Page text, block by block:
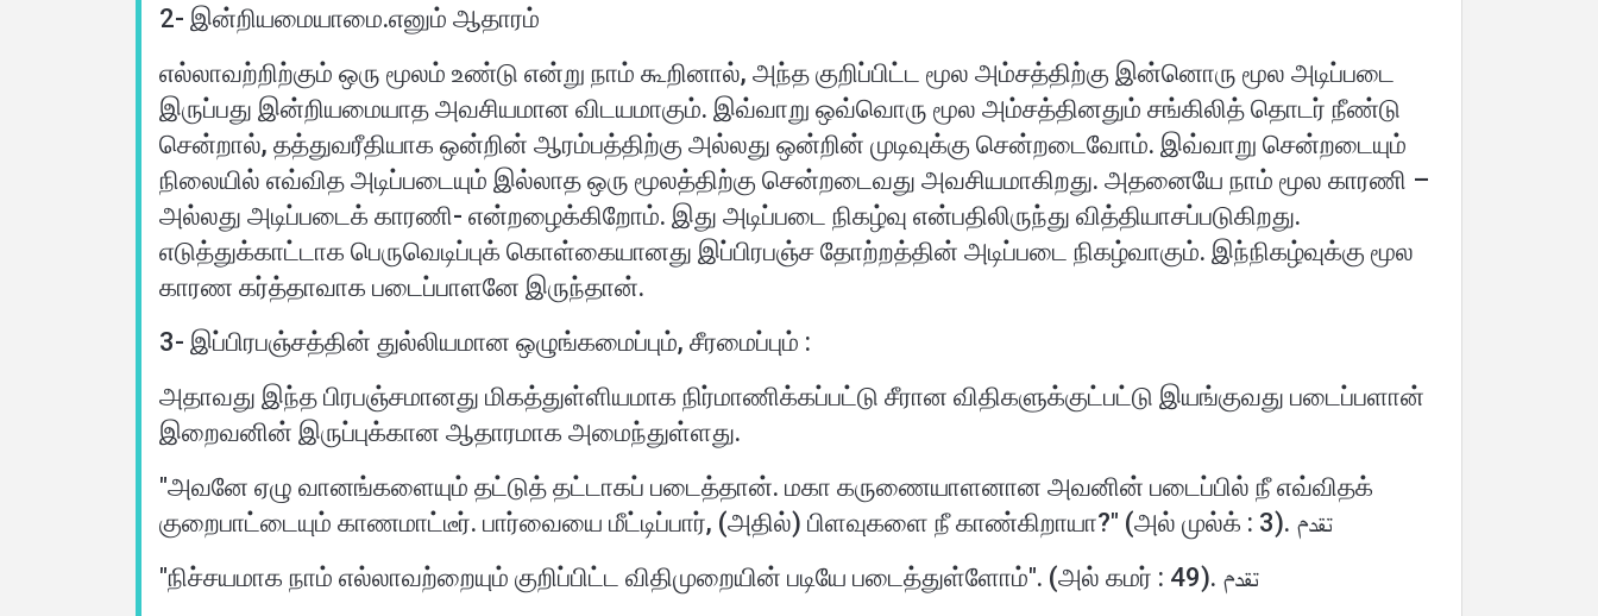
2- இன்றியமையாமை.எனும் ஆதாரம்
எல்லாவற்றிற்கும் ஒரு மூலம் உண்டு என்று நாம் கூறினால், அந்த குறிப்பிட்ட மூல அம்சத்திற்கு இன்னொரு மூல அடிப்படை
இருப்பது இன்றியமையாத அவசியமான விடயமாகும். இவ்வாறு ஒவ்வொரு மூல அம்சத்தினதும் சங்கிலித் தொடர் நீண்டு
சென்றால், தத்துவரீதியாக ஒன்றின் ஆரம்பத்திற்கு அல்லது ஒன்றின் முடிவுக்கு சென்றடைவோம். இவ்வாறு சென்றடையும்
நிலையில் எவ்வித அடிப்படையும் இல்லாத ஒரு மூலத்திற்கு சென்றடைவது அவசியமாகிறது. அதனையே நாம் மூல காரணி –
அல்லது அடிப்படைக் காரணி- என்றழைக்கிறோம். இது அடிப்படை நிகழ்வு என்பதிலிருந்து வித்தியாசப்படுகிறது.
எடுத்துக்காட்டாக பெருவெடிப்புக் கொள்கையானது இப்பிரபஞ்ச தோற்றத்தின் அடிப்படை நிகழ்வாகும். இந்நிகழ்வுக்கு மூல
காரண கர்த்தாவாக படைப்பாளனே இருந்தான்.
3- இப்பிரபஞ்சத்தின் துல்லியமான ஒழுங்கமைப்பும், சீரமைப்பும் :
அதாவது இந்த பிரபஞ்சமானது மிகத்துள்ளியமாக நிர்மாணிக்கப்பட்டு சீரான விதிகளுக்குட்பட்டு இயங்குவது படைப்பளான்
இறைவனின் இருப்புக்கான ஆதாரமாக அமைந்துள்ளது.
"அவனே ஏழு வானங்களையும் தட்டுத் தட்டாகப் படைத்தான். மகா கருணையாளனான அவனின் படைப்பில் நீ எவ்விதக்
குறைபாட்டையும் காணமாட்டீர். பார்வையை மீட்டிப்பார், (அதில்) பிளவுகளை நீ காண்கிறாயா?" (அல் முல்க் : 3). تقدم
"நிச்சயமாக நாம் எல்லாவற்றையும் குறிப்பிட்ட விதிமுறையின் படியே படைத்துள்ளோம்". (அல் கமர் : 49). تقدم